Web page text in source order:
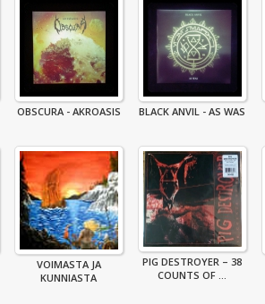
OBSCURA - AKROASIS BLACK ANVIL - AS WAS
VOIMASTA JA
KUNNIASTA
PIG DESTROYER – 38
COUNTS OF ...